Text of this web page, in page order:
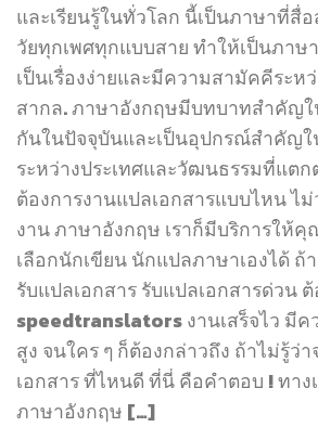
และเรียนรู้ในทั่วโลก นี้เป็นภาษาที่สื่
วัยทุกเพศทุกแบบสาย ทำให้เป็นภาษ
เป็นเรื่องง่ายและมีความสามัคคีระห
สากล. ภาษาอังกฤษมีบทบาทสำคัญใ
กันในปัจจุบันและเป็นอุปกรณ์สำคัญใ
ระหว่างประเทศและวัฒนธรรมที่แต
ต้องการงานแปลเอกสารแบบไหน ไ
งาน ภาษาอังกฤษ เราก็มีบริการให้
เลือกนักเขียน นักแปลภาษาเองได้
รับแปลเอกสาร รับแปลเอกสารด่วน
speedtranslators งานเสร็จไว มี
สูง จนใคร ๆ ก็ต้องกล่าวถึง ถ้าไม่รู้ว่
เอกสาร ที่ไหนดี ที่นี่ คือคำตอบ ! ทาง
ภาษาอังกฤษ […]